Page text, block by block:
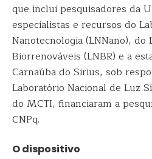
que inclui pesquisadores da
especialistas e recursos do
Nanotecnologia (LNNano), do
Biorrenováveis (LNBR) e a
Carnaúba do Sirius, sob
Laboratório Nacional de Luz
do MCTI, financiaram a
CNPq.
O dispositivo